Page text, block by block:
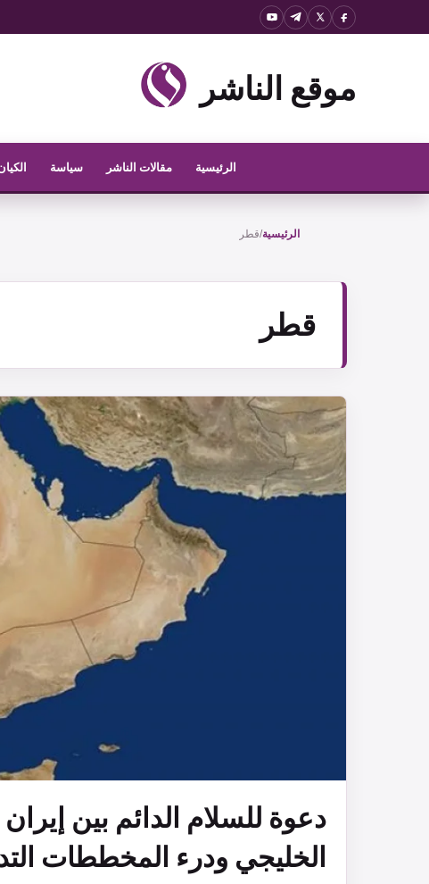
موقع الناشر
الرئيسية مقالات الناشر سياسة
الرئيسية/قطر
قطر
دعوة للسلام الدائم بين
الخليجي ودرء المخططات